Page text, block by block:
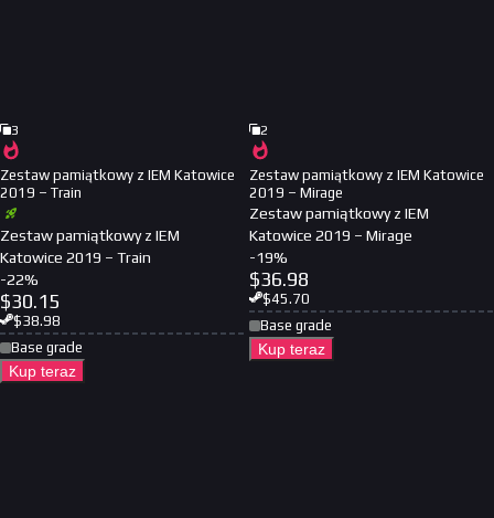
3
Zestaw pamiątkowy z IEM Katowice
2019 – Train
Zestaw pamiątkowy z IEM
Katowice 2019 – Train
-22%
$30.15
$38.98
Base grade
Kup teraz
2
Zestaw pamiątkowy z IEM Katowice
2019 – Mirage
Zestaw pamiątkowy z IEM
Katowice 2019 – Mirage
-19%
$36.98
$45.70
Base grade
Kup teraz